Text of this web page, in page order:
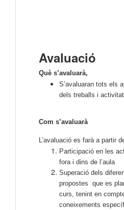
Avaluació
Què s’avaluarà,
S’avaluaran tots els
dels treballs i
Com s’avaluarà
L’avaluació es farà a partir
Participació en les
fora i dins de l’aula
Superació dels
propostes que es
curs, tenint en
coneixements